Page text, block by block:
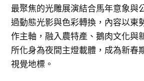
最聚焦的光雕展演結合馬年意象與
過動態光影與色彩轉換，內容以東
作主軸，融入農特產、鵝肉文化與
所化身為夜間主燈載體，成為新春
視覺地標。